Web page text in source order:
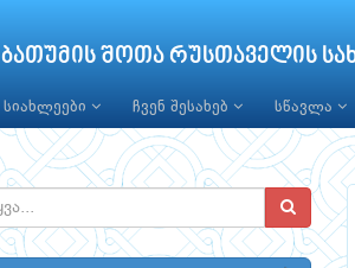
ბათუმის შოთა რუსთაველის
სიახლეები ჩვენ შესახებ სწავლა